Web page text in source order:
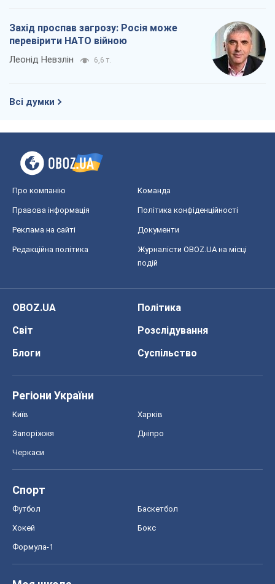
Захід проспав загрозу: Росія може
перевірити НАТО війною
Леонід Невзлін 6,6 т.
Всі думки
Про компанію Команда
Правова інформація Політика конфіденційності
Реклама на сайті Документи
Редакційна політика
Журналісти OBOZ.UA на місці
подій
OBOZ.UA
Політика
Світ
Розслідування
Блоги
Суспільство
Регіони України
Київ Харків
Запоріжжя Дніпро
Черкаси
Спорт
Футбол Баскетбол
Хокей Бокс
Формула-1